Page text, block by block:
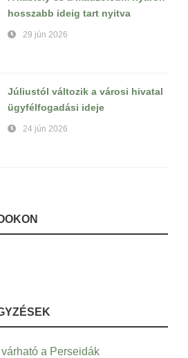
hosszabb ideig tart nyitva
29 jún 2026
Júliustól változik a városi hivatal
ügyfélfogadási ideje
24 jún 2026
a Perseidák